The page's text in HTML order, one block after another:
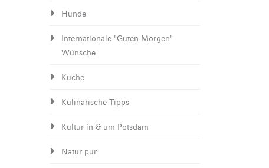
Hunde
Internationale "Guten Morgen"-
Wünsche
Küche
Kulinarische Tipps
Kultur in & um Potsdam
Natur pur